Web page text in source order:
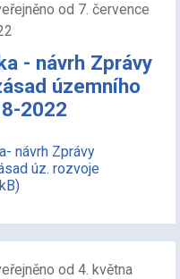
od 7. července
- návrh Zprávy
územního
2022
návrh Zprávy
úz. rozvoje
od 4. května